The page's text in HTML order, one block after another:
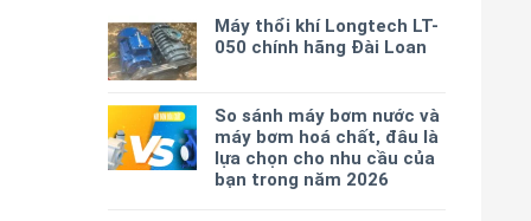
Máy thổi khí Longtech LT-
050 chính hãng Đài Loan
So sánh máy bơm nước và
máy bơm hoá chất, đâu là
lựa chọn cho nhu cầu của
bạn trong năm 2026